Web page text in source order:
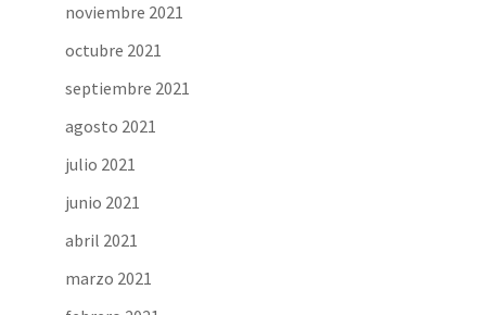
noviembre 2021
octubre 2021
septiembre 2021
agosto 2021
julio 2021
junio 2021
abril 2021
marzo 2021